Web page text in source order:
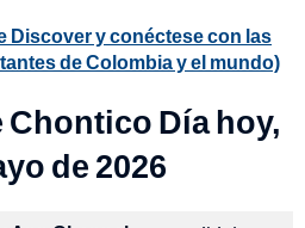
Discover y conéctese con las
de Colombia y el mundo)
Día hoy,
de 2026